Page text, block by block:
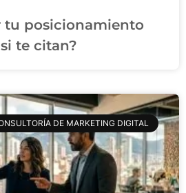
tu posicionamiento
te citan?
DE MARKETING DIGITAL